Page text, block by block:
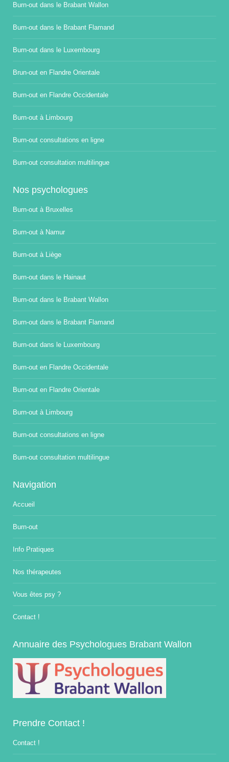
Burn-out dans le Brabant Wallon
Burn-out dans le Brabant Flamand
Burn-out dans le Luxembourg
Brun-out en Flandre Orientale
Burn-out en Flandre Occidentale
Burn-out à Limbourg
Burn-out consultations en ligne
Burn-out consultation multilingue
Nos psychologues
Burn-out à Bruxelles
Burn-out à Namur
Burn-out à Liège
Burn-out dans le Hainaut
Burn-out dans le Brabant Wallon
Burn-out dans le Brabant Flamand
Burn-out dans le Luxembourg
Burn-out en Flandre Occidentale
Burn-out en Flandre Orientale
Burn-out à Limbourg
Burn-out consultations en ligne
Burn-out consultation multilingue
Navigation
Accueil
Burn-out
Info Pratiques
Nos thérapeutes
Vous êtes psy ?
Contact !
Annuaire des Psychologues Brabant Wallon
Prendre Contact !
Contact !